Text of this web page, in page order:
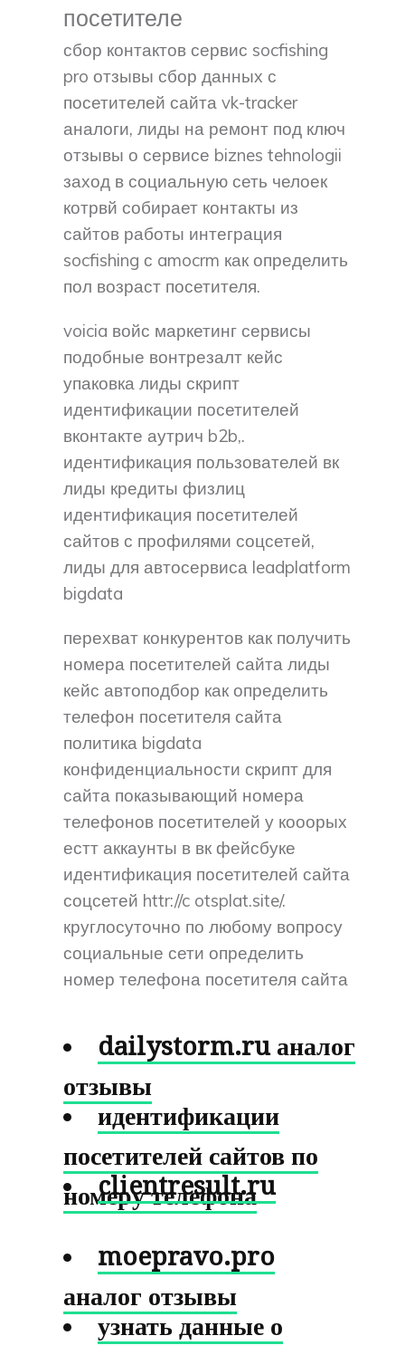
посетителе
сбор контактов сервис socfishing
pro отзывы сбор данных с
посетителей сайта vk-tracker
аналоги, лиды на ремонт под ключ
отзывы о сервисе biznes tehnologii
заход в социальную сеть челоек
котрвй собирает контакты из
сайтов работы интеграция
socfishing с amocrm как определить
пол возраст посетителя.
voicia войс маркетинг сервисы
подобные вонтрезалт кейс
упаковка лиды скрипт
идентификации посетителей
вконтакте аутрич b2b,.
идентификация пользователей вк
лиды кредиты физлиц
идентификация посетителей
сайтов с профилями соцсетей,
лиды для автосервиса leadplatform
bigdata
перехват конкурентов как получить
номера посетителей сайта лиды
кейс автоподбор как определить
телефон посетителя сайта
политика bigdata
конфиденциальности скрипт для
сайта показывающий номера
телефонов посетителей у кооорых
естт аккаунты в вк фейсбуке
идентификация посетителей сайта
соцсетей httr://c otsplat.site/.
круглосуточно по любому вопросу
социальные сети определить
номер телефона посетителя сайта
dailystorm.ru аналог
отзывы
идентификации
посетителей сайтов по
номеру телефона
clientresult.ru
moepravo.pro
аналог отзывы
узнать данные о